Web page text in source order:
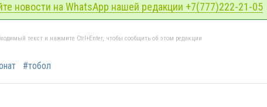
новости на WhatsApp нашей редакции +7(777)222-21-05
текст и нажмите Ctrl+Enter, чтобы сообщить об этом редакции
#тобол